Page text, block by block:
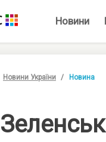
Новини
Новини України Новина